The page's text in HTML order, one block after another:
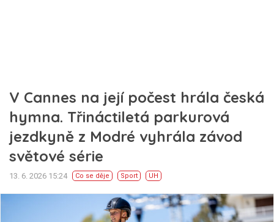
V Cannes na její počest hrála česká
hymna. Třináctiletá parkurová
jezdkyně z Modré vyhrála závod
světové série
13. 6. 2026 15:24 Co se děje Sport UH